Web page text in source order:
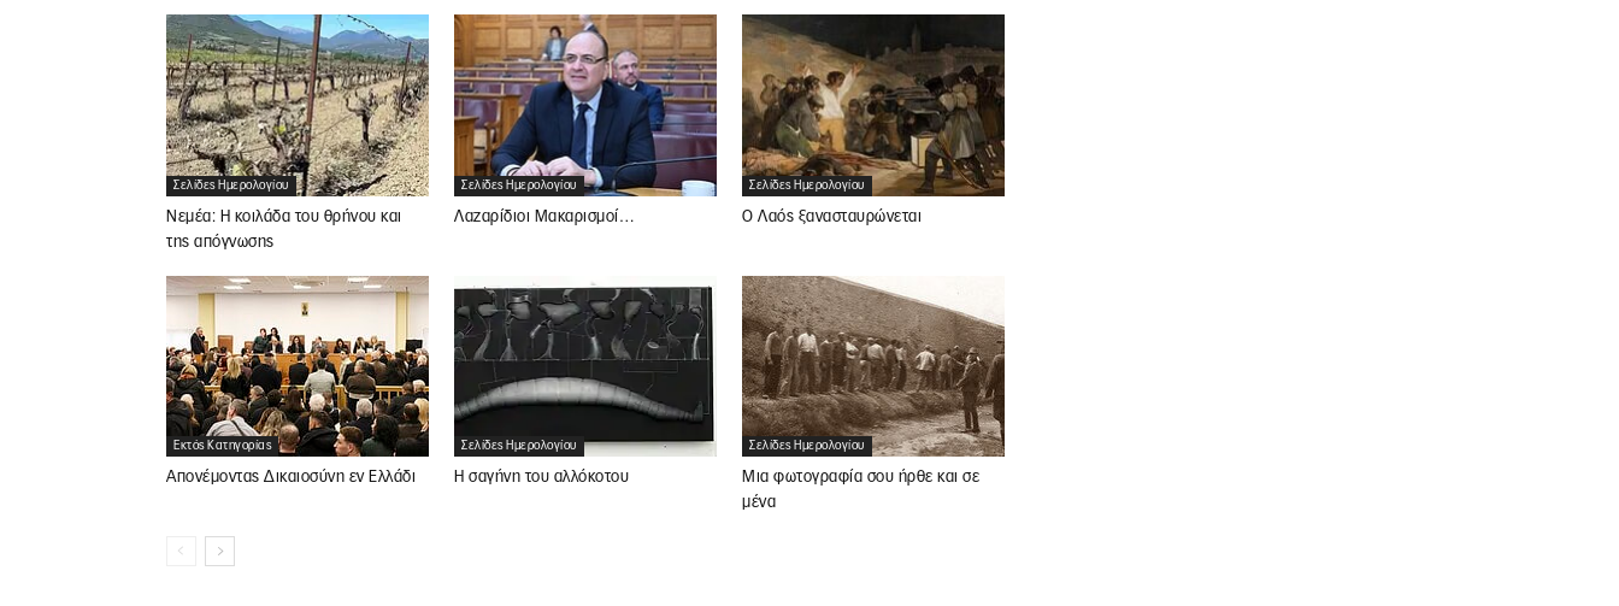
Σελίδες Ημερολογίου
Νεμέα: Η κοιλάδα του θρήνου και
της απόγνωσης
Σελίδες Ημερολογίου
Λαζαρίδιοι Μακαρισμοί…
Σελίδες Ημερολογίου
Ο Λαός ξανασταυρώνεται
Εκτός Κατηγορίας
Απονέμοντας Δικαιοσύνη εν Ελλάδι
Σελίδες Ημερολογίου
Η σαγήνη του αλλόκοτου
Σελίδες Ημερολογίου
Μια φωτογραφία σου ήρθε και σε
μένα